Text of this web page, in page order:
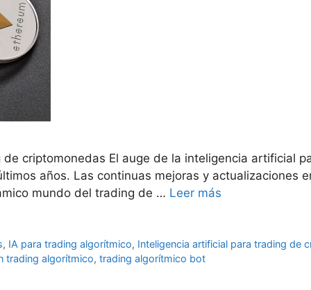
criptomonedas El auge de la inteligencia artificial
años. Las continuas mejoras y actualizaciones
mundo del trading de … Leer más
, IA para trading algorítmico, Inteligencia artificial para trading de
trading algorítmico, trading algorítmico bot